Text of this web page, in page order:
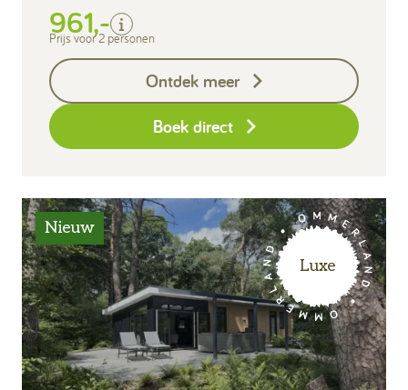
961,-
Keukendoekenpakket
Eindschoonmaak
Prijs voor 2 personen
Ontdek meer
Boek direct
Luxe
Nieuw